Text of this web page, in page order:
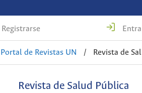
Registrarse
Portal de Revistas UN / Revista de
Revista de Salud Pública